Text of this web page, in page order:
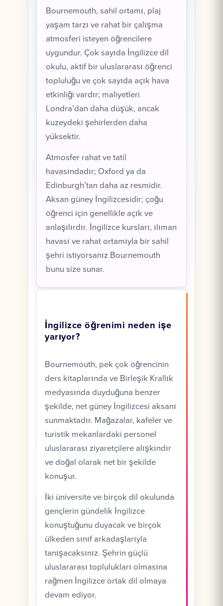
Bournemouth, sahil ortamı, plaj
yaşam tarzı ve rahat bir çalışma
atmosferi isteyen öğrencilere
uygundur. Çok sayıda İngilizce dil
okulu, aktif bir uluslararası öğrenci
topluluğu ve çok sayıda açık hava
etkinliği vardır; maliyetleri
Londra’dan daha düşük, ancak
kuzeydeki şehirlerden daha
yüksektir.
Atmosfer rahat ve tatil
havasındadır; Oxford ya da
Edinburgh’tan daha az resmidir.
Aksan güney İngilizcesidir; çoğu
öğrenci için genellikle açık ve
anlaşılırdır. İngilizce kursları, ılıman
havası ve rahat ortamıyla bir sahil
şehri istiyorsanız Bournemouth
bunu size sunar.
İngilizce öğrenimi neden işe
yarıyor?
Bournemouth, pek çok öğrencinin
ders kitaplarında ve Birleşik Krallık
medyasında duyduğuna benzer
şekilde, net güney İngilizcesi aksanı
sunmaktadır. Mağazalar, kafeler ve
turistik mekanlardaki personel
uluslararası ziyaretçilere alışkındır
ve doğal olarak net bir şekilde
konuşur.
İki üniversite ve birçok dil okulunda
gençlerin gündelik İngilizce
konuştuğunu duyacak ve birçok
ülkeden sınıf arkadaşlarıyla
tanışacaksınız. Şehrin güçlü
uluslararası toplulukları olmasına
rağmen İngilizce ortak dil olmaya
devam ediyor.